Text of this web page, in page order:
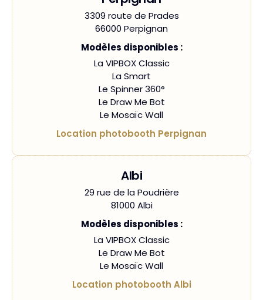
3309 route de Prades
66000 Perpignan
Modèles disponibles :
La VIPBOX Classic
La Smart
Le Spinner 360°
Le Draw Me Bot
Le Mosaïc Wall
Location photobooth Perpignan
Albi
29 rue de la Poudrière
81000 Albi
Modèles disponibles :
La VIPBOX Classic
Le Draw Me Bot
Le Mosaïc Wall
Location photobooth Albi